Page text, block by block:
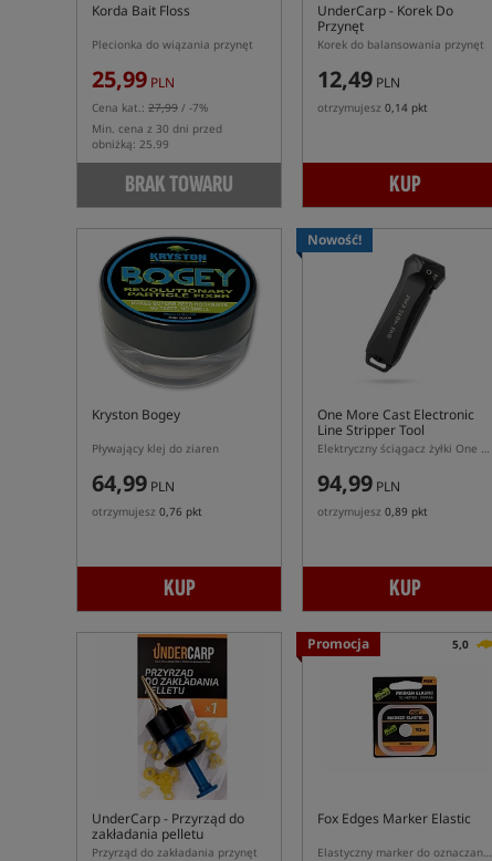
Korda Bait Floss
Plecionka do wiązania przynęt
25,99 PLN
Cena kat.: 27,99 / -7%
Min. cena z 30 dni przed
obniżką: 25.99
BRAK TOWARU
UnderCarp- Korek Do
Przynęt
Korek do balansowania przynęt
12,49 PLN
otrzymujesz 0,14 pkt
KUP
Kryston Bogey
Pływający klej do ziaren
64,99 PLN
otrzymujesz 0,76 pkt
KUP
Nowość!
One More Cast Electronic
Line Stripper Tool
Elektryczny ściągacz żyłki One More Cast Strip Off
94,99 PLN
otrzymujesz 0,89 pkt
KUP
UnderCarp- Przyrząd do
zakładania pelletu
Przyrząd do zakładania przynęt
Promocja 5,0
Fox Edges Marker Elastic
Elastyczny marker do oznaczania odległości na lince głównej